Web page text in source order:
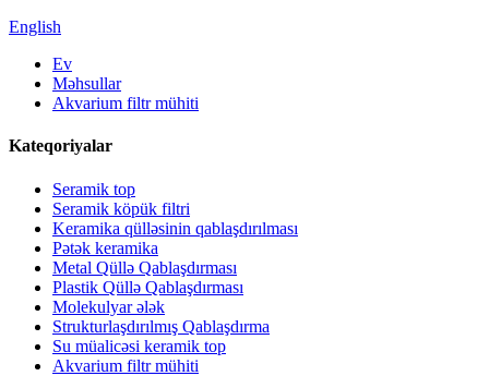
English
Ev
Məhsullar
Akvarium filtr mühiti
Kateqoriyalar
Seramik top
Seramik köpük filtri
Keramika qülləsinin qablaşdırılması
Pətək keramika
Metal Qüllə Qablaşdırması
Plastik Qüllə Qablaşdırması
Molekulyar ələk
Strukturlaşdırılmış Qablaşdırma
Su müalicəsi keramik top
Akvarium filtr mühiti